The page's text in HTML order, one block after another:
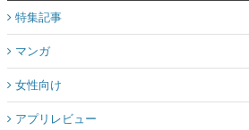
特集記事
マンガ
女性向け
アプリレビュー